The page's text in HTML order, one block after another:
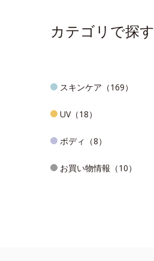
カテゴリで探す
スキンケア（169）
UV（18）
ボディ（8）
お買い物情報（10）